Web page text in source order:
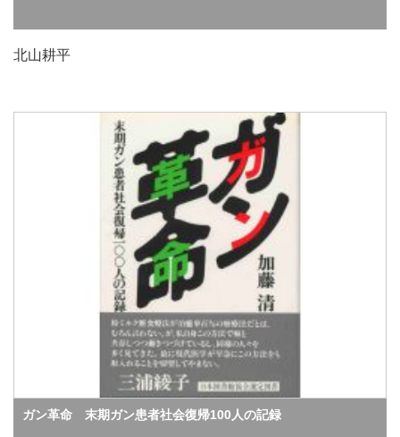
北山耕平
ガン革命 末期ガン患者社会復帰100人の記録